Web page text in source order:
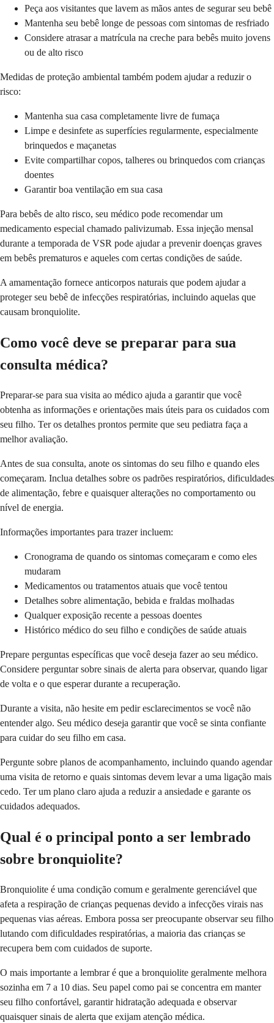
Peça aos visitantes que lavem as mãos antes de segurar seu bebê
Mantenha seu bebê longe de pessoas com sintomas de resfriado
Considere atrasar a matrícula na creche para bebês muito jovens
ou de alto risco
Medidas de proteção ambiental também podem ajudar a reduzir o
risco:
Mantenha sua casa completamente livre de fumaça
Limpe e desinfete as superfícies regularmente, especialmente
brinquedos e maçanetas
Evite compartilhar copos, talheres ou brinquedos com crianças
doentes
Garantir boa ventilação em sua casa
Para bebês de alto risco, seu médico pode recomendar um
medicamento especial chamado palivizumab. Essa injeção mensal
durante a temporada de VSR pode ajudar a prevenir doenças graves
em bebês prematuros e aqueles com certas condições de saúde.
A amamentação fornece anticorpos naturais que podem ajudar a
proteger seu bebê de infecções respiratórias, incluindo aquelas que
causam bronquiolite.
Como você deve se preparar para sua
consulta médica?
Preparar-se para sua visita ao médico ajuda a garantir que você
obtenha as informações e orientações mais úteis para os cuidados com
seu filho. Ter os detalhes prontos permite que seu pediatra faça a
melhor avaliação.
Antes de sua consulta, anote os sintomas do seu filho e quando eles
começaram. Inclua detalhes sobre os padrões respiratórios, dificuldades
de alimentação, febre e quaisquer alterações no comportamento ou
nível de energia.
Informações importantes para trazer incluem:
Cronograma de quando os sintomas começaram e como eles
mudaram
Medicamentos ou tratamentos atuais que você tentou
Detalhes sobre alimentação, bebida e fraldas molhadas
Qualquer exposição recente a pessoas doentes
Histórico médico do seu filho e condições de saúde atuais
Prepare perguntas específicas que você deseja fazer ao seu médico.
Considere perguntar sobre sinais de alerta para observar, quando ligar
de volta e o que esperar durante a recuperação.
Durante a visita, não hesite em pedir esclarecimentos se você não
entender algo. Seu médico deseja garantir que você se sinta confiante
para cuidar do seu filho em casa.
Pergunte sobre planos de acompanhamento, incluindo quando agendar
uma visita de retorno e quais sintomas devem levar a uma ligação mais
cedo. Ter um plano claro ajuda a reduzir a ansiedade e garante os
cuidados adequados.
Qual é o principal ponto a ser lembrado
sobre bronquiolite?
Bronquiolite é uma condição comum e geralmente gerenciável que
afeta a respiração de crianças pequenas devido a infecções virais nas
pequenas vias aéreas. Embora possa ser preocupante observar seu filho
lutando com dificuldades respiratórias, a maioria das crianças se
recupera bem com cuidados de suporte.
O mais importante a lembrar é que a bronquiolite geralmente melhora
sozinha em 7 a 10 dias. Seu papel como pai se concentra em manter
seu filho confortável, garantir hidratação adequada e observar
quaisquer sinais de alerta que exijam atenção médica.